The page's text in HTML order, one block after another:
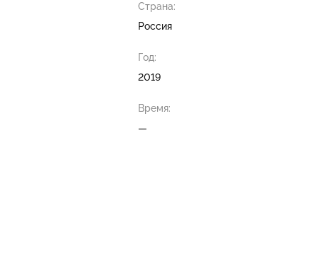
Страна:
Россия
Год:
2019
Время:
—